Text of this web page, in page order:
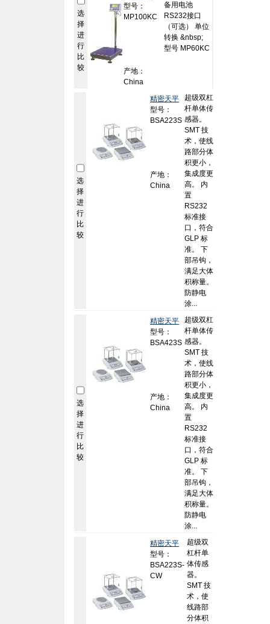
选
择
进
行
比
较
型号：
MP100KC
产地：
China
备用电池
RS232接口
（可选） 单位
转换 &nbsp;
型号 MP60KC
选
择
进
行
比
较
精密天平
型号：
BSA223S
产地：
China
超级双杠
杆单体传
感器。
SMT 技
术，使线
路部分体
积更小，
集成度更
高。 内
置
RS232
标准接
口，符合
GLP 标
准。 下
部吊钩，
满足大体
积称量。
防静电
涂...
选
择
进
行
比
较
精密天平
型号：
BSA423S
产地：
China
超级双杠
杆单体传
感器。
SMT 技
术，使线
路部分体
积更小，
集成度更
高。 内
置
RS232
标准接
口，符合
GLP 标
准。 下
部吊钩，
满足大体
积称量。
防静电
涂...
精密天平
型号：
BSA223S-
CW
超级双
杠杆单
体传感
器。
SMT 技
术，使
线路部
分体积